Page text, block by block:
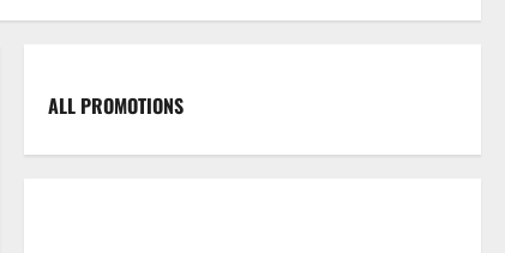
ALL PROMOTIONS